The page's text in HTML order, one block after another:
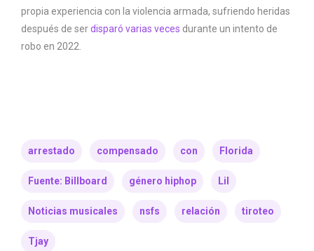
propia experiencia con la violencia armada, sufriendo heridas
después de serdisparó varias veces durante un intento de
robo en 2022.
arrestado compensado con Florida
Fuente: Billboard género hiphop Lil
Noticias musicales nsfs relación tiroteo
Tjay